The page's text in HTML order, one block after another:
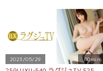
2023/05/29 80min.